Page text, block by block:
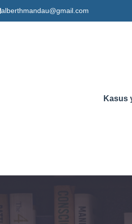
alberthmandau@gmail.com
Kasus